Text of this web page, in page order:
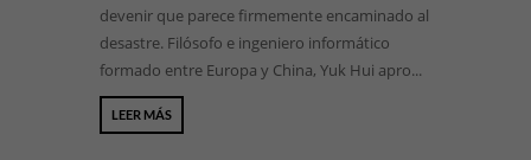
devenir que parece firmemente encaminado al
desastre. Filósofo e ingeniero informático
formado entre Europa y China, Yuk Hui apro...
LEER MÁS